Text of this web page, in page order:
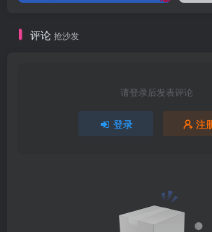
评论 抢沙发
请登录后发表评论
登录 注